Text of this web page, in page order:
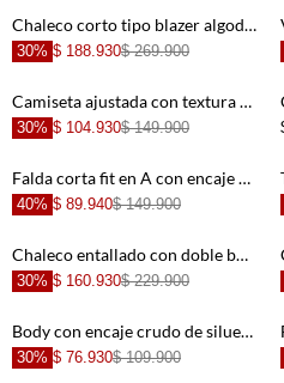
+
+
+
+
+
Chaleco corto tipo blazer algodón en negro para mujer
30% $ 188.930$ 269.900
Camiseta ajustada con textura en relieve gris carbón para mujer
30% $ 104.930$ 149.900
Falda corta fit en A con encaje floral de punto beige y marrón para mujer
40% $ 89.940$ 149.900
Chaleco entallado con doble botonadura en efecto cuero verde oliva para mujer
30% $ 160.930$ 229.900
Body con encaje crudo de silueta entallada para mujer
30% $ 76.930$ 109.900